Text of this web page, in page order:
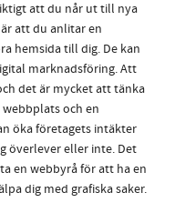
att du når ut till nya
att du anlitar en
hemsida till dig. De kan
marknadsföring. Att
det är mycket att tänka
och en
öka företagets intäkter
överlever eller inte. Det
en webbyrå för att ha en
dig med grafiska saker.